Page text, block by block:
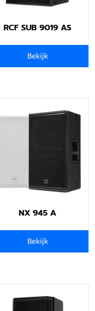
RCF SUB 9019 AS
Bekijk
NX 945 A
Bekijk